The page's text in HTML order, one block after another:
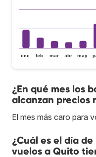
ene. feb. mar. abr. may.
¿En qué mes los
alcanzan precios
El mes más caro para
¿Cuál es el día
vuelos a Quito